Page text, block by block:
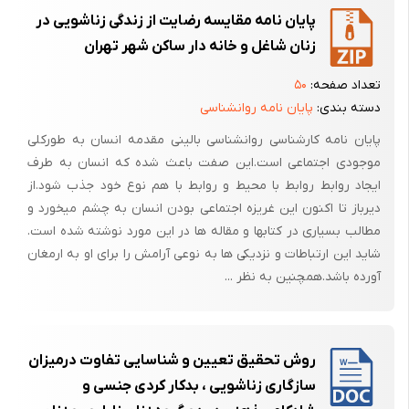
فرضیه ی پژوهش
3- بین افرادی که دارای فرزند می باشند و افرادی که فرزند ندارند از نظر
سازگاری زناشویی تفاوت معنی داری وجود دارد .
4- بین وضعیت شغلی افراد و سازگاری زناشویی آنان رابطه ی معنی داری وجود
دارد .
تعریف نظری واژه ها:
وجود داشته باشد . نکته قابل ذکر این است که این توافق همواره دو جانبه
باشد . ( ابوالبقایی ، حیدریان ، شادمند ، نجبایی ، 1377 ، ص9 )
تعریف عملیاتی واژه ها:
پایان نامه مقایسه رضایت از زندگی زناشویی در
زنان شاغل و خانه دار ساکن شهر تهران
تعداد صفحه: ۵۰
دسته بندی: پایان نامه روانشناسی
پایان نامه کارشناسی روانشناسی بالینی مقدمه انسان به طورکلی
موجودی اجتماعی است.این صفت باعث شده که انسان به طرف
ایجاد روابط روابط با محیط و روابط با هم نوع خود جذب شود.از
دیرباز تا اکنون این غریزه اجتماعی بودن انسان به چشم میخورد و
مطالب بسیاری در کتابها و مقاله ها در این مورد نوشته شده است.
شاید این ارتباطات و نزدیکی ها به نوعی آرامش را برای او به ارمغان
آورده باشد.همچنین به نظر ...
روش تحقیق تعیین و شناسایی تفاوت درمیزان
سازگاری زناشویی ، بدکار کردی جنسی و